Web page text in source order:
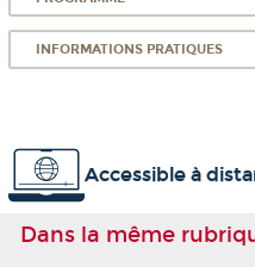
INFORMATIONS PRATIQUES
Accessible à
Dans la même